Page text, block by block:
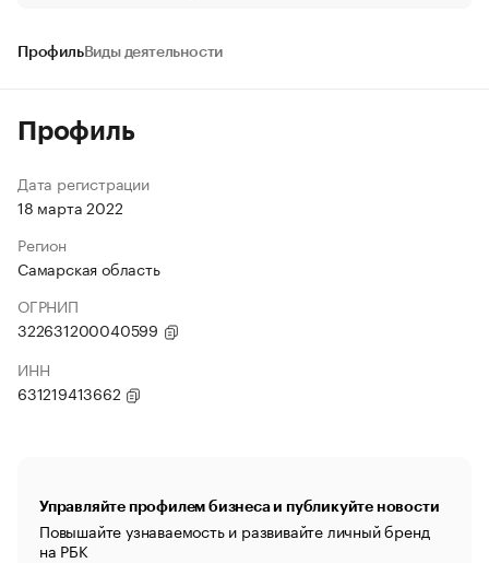
ПрофильВиды деятельности
Профиль
Дата регистрации
18 марта 2022
Регион
Самарская область
ОГРНИП
322631200040599
ИНН
631219413662
Управляйте профилем бизнеса и публикуйте новости
Повышайте узнаваемость и развивайте личный бренд
на РБК